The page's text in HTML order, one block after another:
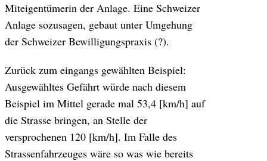
Miteigentümerin der Anlage. Eine Schweizer
Anlage sozusagen, gebaut unter Umgehung
der Schweizer Bewilligungspraxis (?).
Zurück zum eingangs gewählten Beispiel:
Ausgewähltes Gefährt würde nach diesem
Beispiel im Mittel gerade mal 53,4 [km/h] auf
die Strasse bringen, an Stelle der
versprochenen 120 [km/h]. Im Falle des
Strassenfahrzeuges wäre so was wie bereits